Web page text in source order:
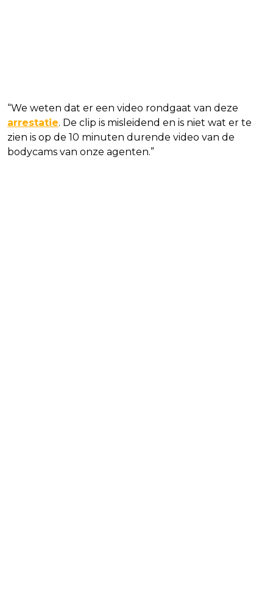
“We weten dat er een video rondgaat van deze
arrestatie. De clip is misleidend en is niet wat er te
zien is op de 10 minuten durende video van de
bodycams van onze agenten.”